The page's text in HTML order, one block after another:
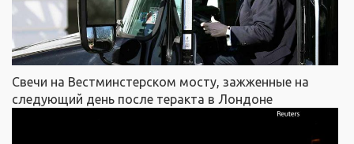
Свечи на Вестминстерском мосту, зажженные на
следующий день после теракта в Лондоне